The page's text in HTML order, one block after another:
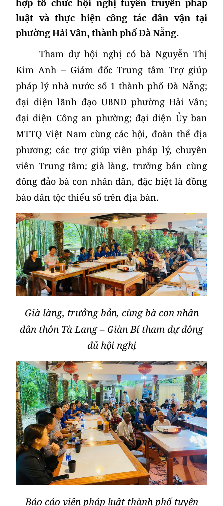
hợp tổ chức hội nghị tuyên truyền pháp
luật và thực hiện công tác dân vận tại
phường Hải Vân, thành phố Đà Nẵng.
Tham dự hội nghị có bà Nguyễn Thị
Kim Anh – Giám đốc Trung tâm Trợ giúp
pháp lý nhà nước số 1 thành phố Đà Nẵng;
đại diện lãnh đạo UBND phường Hải Vân;
đại diện Công an phường; đại diện Ủy ban
MTTQ Việt Nam cùng các hội, đoàn thể địa
phương; các trợ giúp viên pháp lý, chuyên
viên Trung tâm; già làng, trưởng bản cùng
đông đảo bà con nhân dân, đặc biệt là đồng
bào dân tộc thiểu số trên địa bàn.
Già làng, trưởng bản, cùng bà con nhân
dân thôn Tà Lang – Giàn Bí tham dự đông
đủ hội nghị
Báo cáo viên pháp luật thành phố tuyên